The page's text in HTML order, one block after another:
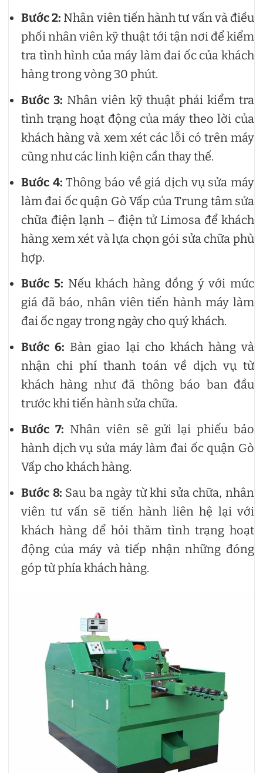
Bước 2: Nhân viên tiến hành tư vấn và điều
phối nhân viên kỹ thuật tới tận nơi để kiểm
tra tình hình của máy làm đai ốc của khách
hàng trong vòng 30 phút.
Bước 3: Nhân viên kỹ thuật phải kiểm tra
tình trạng hoạt động của máy theo lời của
khách hàng và xem xét các lỗi có trên máy
cũng như các linh kiện cần thay thế.
Bước 4: Thông báo về giá dịch vụ sửa máy
làm đai ốc quận Gò Vấp của Trung tâm sửa
chữa điện lạnh – điện tử Limosa để khách
hàng xem xét và lựa chọn gói sửa chữa phù
hợp.
Bước 5: Nếu khách hàng đồng ý với mức
giá đã báo, nhân viên tiến hành máy làm
đai ốc ngay trong ngày cho quý khách.
Bước 6: Bàn giao lại cho khách hàng và
nhận chi phí thanh toán về dịch vụ từ
khách hàng như đã thông báo ban đầu
trước khi tiến hành sửa chữa.
Bước 7: Nhân viên sẽ gửi lại phiếu bảo
hành dịch vụ sửa máy làm đai ốc quận Gò
Vấp cho khách hàng.
Bước 8: Sau ba ngày từ khi sửa chữa, nhân
viên tư vấn sẽ tiến hành liên hệ lại với
khách hàng để hỏi thăm tình trạng hoạt
động của máy và tiếp nhận những đóng
góp từ phía khách hàng.